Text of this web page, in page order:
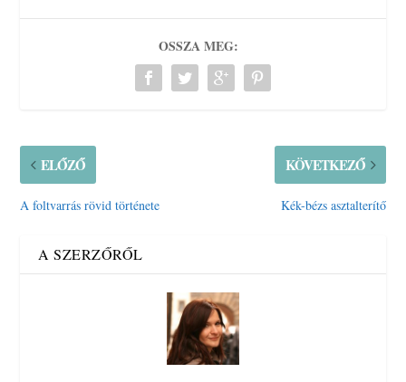
OSSZA MEG:
ELŐZŐ
A foltvarrás rövid története
KÖVETKEZŐ
Kék-bézs asztalterítő
A SZERZŐRŐL